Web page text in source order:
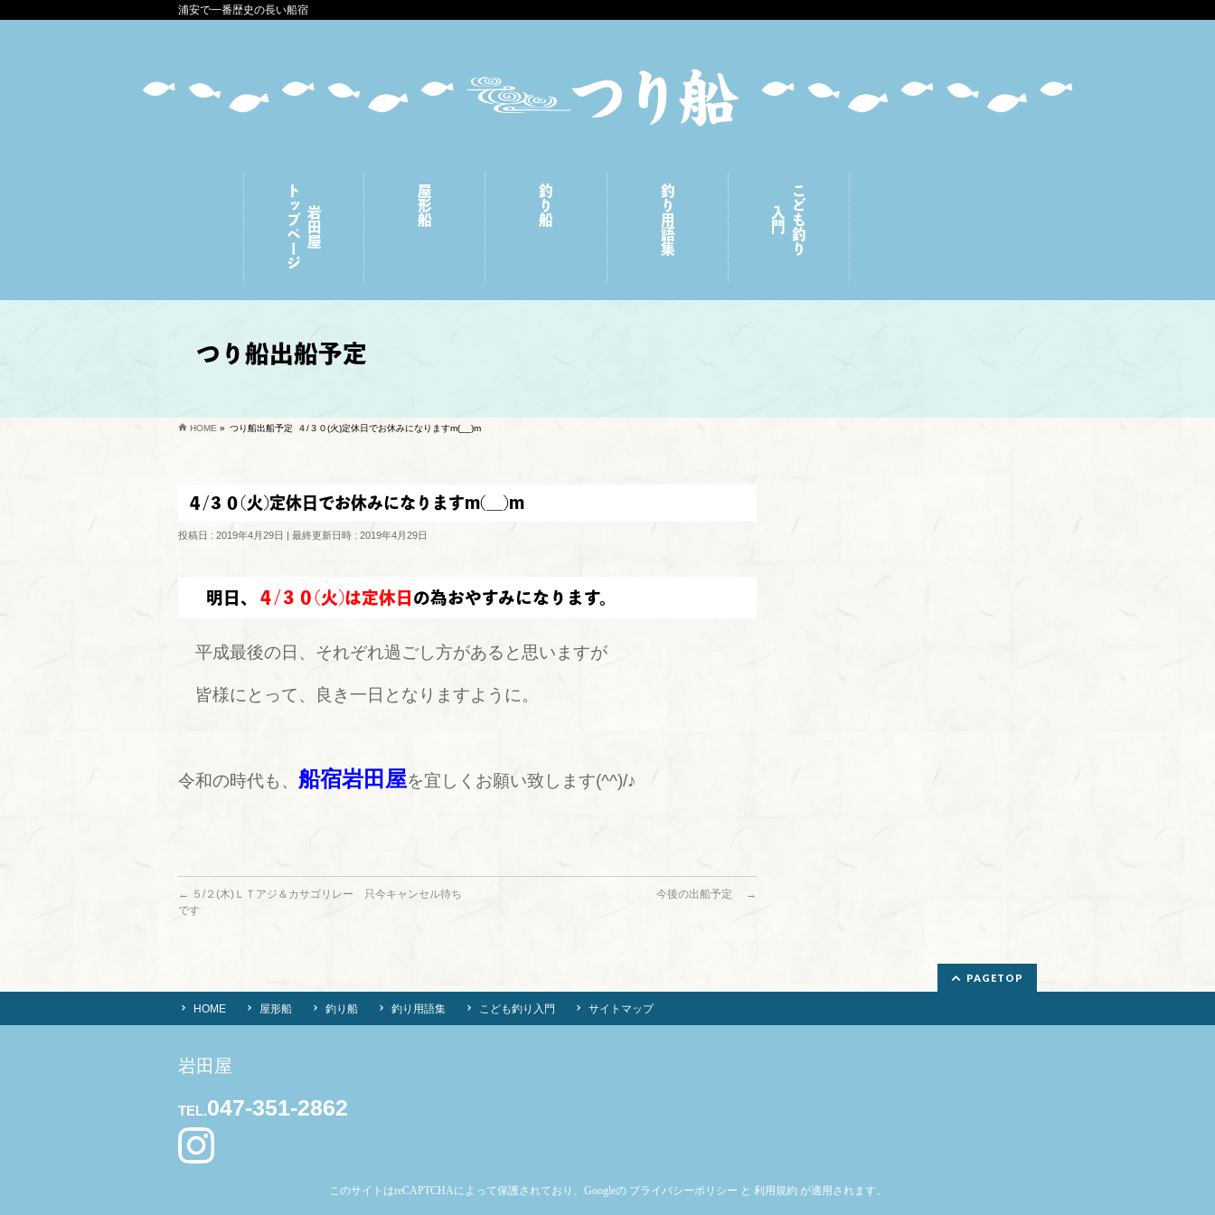
浦安で一番歴史の長い船宿
岩田屋
トップページ 屋形船 釣り船 釣り用語集 こども釣り
入門
つり船出船予定
HOME » つり船出船予定 ４/３０(火)定休日でお休みになりますm(__)m
４/３０(火)定休日でお休みになりますm(__)m
投稿日 : 2019年4月29日 最終更新日時 : 2019年4月29日
明日、 ４/３０(火)は定休日 の為おやすみになります。
平成最後の日、それぞれ過ごし方があると思いますが
皆様にとって、良き一日となりますように。
令和の時代も、 船宿岩田屋を宜しくお願い致します(^^)/♪
← ５/２(木)ＬＴアジ＆カサゴリレー 只今キャンセル待ち
です
今後の出船予定 →
PAGETOP
HOME 屋形船 釣り船 釣り用語集 こども釣り入門 サイトマップ
岩田屋
TEL.047-351-2862
このサイトはreCAPTCHAによって保護されており、Googleの プライバシーポリシー と 利用規約 が適用されます。